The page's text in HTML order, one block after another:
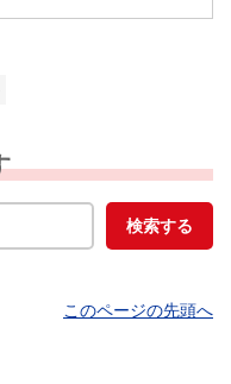
このページの先頭へ